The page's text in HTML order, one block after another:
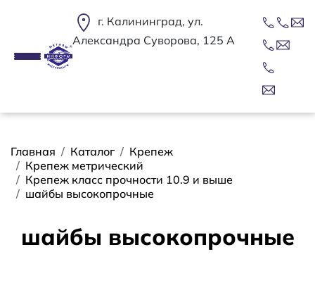
г. Калининград, ул.
Александра Суворова, 125 А
Строка навигации
Главная Каталог
Крепеж
Крепеж метрический
Крепеж класс прочности 10.9 и выше
шайбы высокопрочные
шайбы высокопрочные